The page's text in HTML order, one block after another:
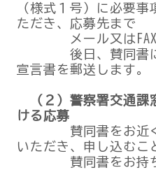
（様式１号）に必要
ただき、応募先まで
メール又はFAXで
後日、賛同書に記
宣言書を郵送します。
（２）警察署交通
ける応募
賛同書をお近くの
いただき、申し込むこ
賛同書をお持ち